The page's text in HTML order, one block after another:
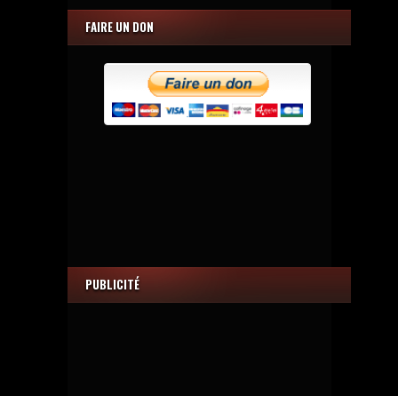
FAIRE UN DON
PUBLICITÉ